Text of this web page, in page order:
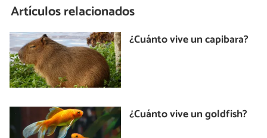
Artículos relacionados
¿Cuánto vive un capibara?
¿Cuánto vive un goldfish?